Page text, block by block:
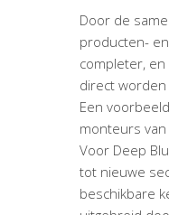
Door de
producten-
completer,
direct
Een
monteurs
Voor Deep
tot nieuwe
beschikbare